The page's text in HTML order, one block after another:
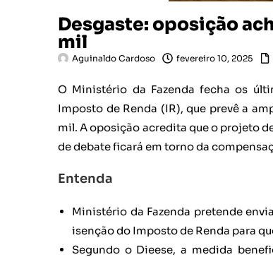
Desgaste: oposição
mil
Aguinaldo Cardoso fevereiro 10, 2025
O Ministério da Fazenda fecha os
Imposto de Renda (IR), que prevê a
mil. A oposição acredita que o projeto
de debate ficará em torno da
Entenda
Ministério da Fazenda pretende
isenção do Imposto de Renda para
Segundo o Dieese, a medida